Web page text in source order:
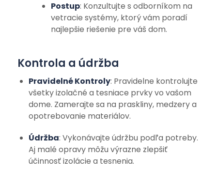
Postup: Konzultujte s odborníkom na
vetracie systémy, ktorý vám poradí
najlepšie riešenie pre váš dom.
Kontrola a údržba
Pravidelné Kontroly: Pravidelne kontrolujte
všetky izolačné a tesniace prvky vo vašom
dome. Zamerajte sa na praskliny, medzery a
opotrebovanie materiálov.
Údržba: Vykonávajte údržbu podľa potreby.
Aj malé opravy môžu výrazne zlepšiť
účinnosť izolácie a tesnenia.